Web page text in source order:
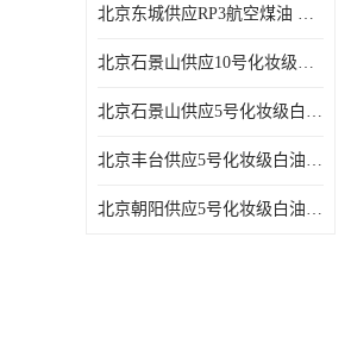
北京东城供应RP3航空煤油 高含量国标工业级航空煤油燃料油 无色透明
北京石景山供应10号化妆级白油高精密机械润滑油
北京石景山供应5号化妆级白油缝纫机油 设备润滑油
北京丰台供应5号化妆级白油纤维与织物柔软光亮
北京朝阳供应5号化妆级白油纺织时的润滑剂